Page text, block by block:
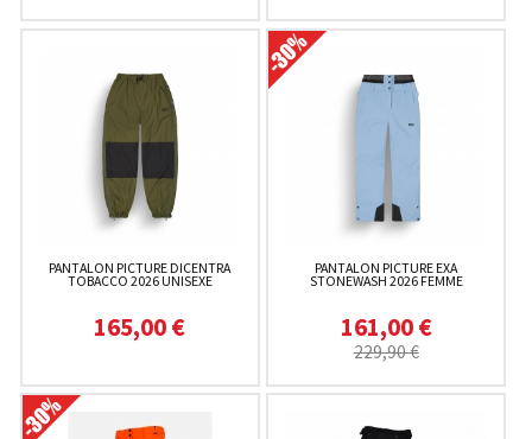
PANTALON PICTURE DICENTRA
TOBACCO 2026 UNISEXE
165,00 €
PANTALON PICTURE EXA
STONEWASH 2026 FEMME
161,00 €
229,90 €